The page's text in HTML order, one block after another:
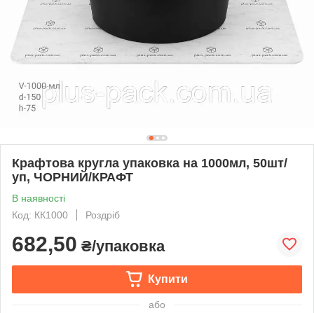
Крафтова кругла упаковка на 1000мл, 50шт/
уп, ЧОРНИЙ/КРАФТ
В наявності
Код: КК1000
Роздріб
682,50 ₴/упаковка
Купити
або